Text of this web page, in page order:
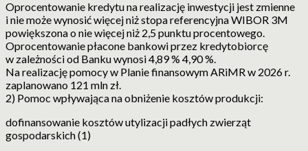
Oprocentowanie kredytu na realizację inwestycji jest zmienne
i nie może wynosić więcej niż stopa referencyjna WIBOR 3M
powiększona o nie więcej niż 2,5 punktu procentowego.
Oprocentowanie płacone bankowi przez kredytobiorcę
w zależności od Banku wynosi 4,89 % 4,90 %.
Na realizację pomocy w Planie finansowym ARiMR w 2026 r.
zaplanowano 121 mln zł.
2) Pomoc wpływająca na obniżenie kosztów produkcji:
dofinansowanie kosztów utylizacji padłych zwierząt
gospodarskich (1)